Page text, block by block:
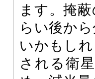
ます。掩
らい後か
いかもし
される衛